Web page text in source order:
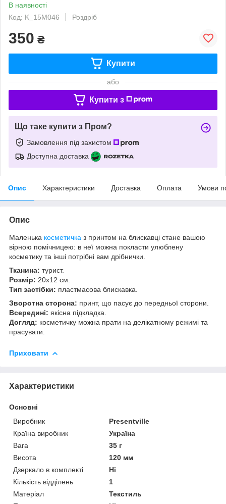
В наявності
Код: K_15M046
Роздріб
350 ₴
Купити
або
Купити з
Що таке купити з Пром?
Замовлення під захистом
Доступна доставка
Опис Характеристики Доставка Оплата Умови
Опис
Маленька косметичка з принтом на блискавці стане вашою
вірною помічницею: в неї можна покласти улюблену
косметику та інші потрібні вам дрібнички.
Тканина: турист.
Розмір: 20х12 см.
Тип застібки: пластмасова блискавка.
Зворотна сторона: принт, що пасує до передньої сторони.
Всередині: якісна підкладка.
Догляд: косметичку можна прати на делікатному режимі та
прасувати.
Приховати
Характеристики
Основні
Виробник
Presentville
Країна виробник
Україна
Вага
35 г
Висота
120 мм
Дзеркало в комплекті
Ні
Кількість відділень
1
Матеріал
Текстиль